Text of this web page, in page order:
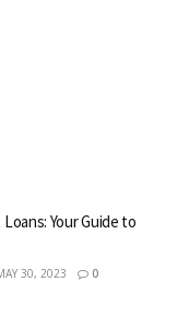
Your Guide to
30, 2023 0